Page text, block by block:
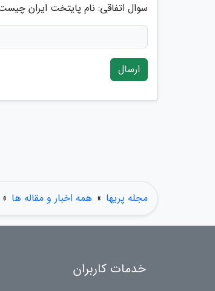
سوال اتفاقی: نام پایتخت ایران
ارسال
مجله پریها » همه اخبار و مقاله ها »
خدمات کاربران